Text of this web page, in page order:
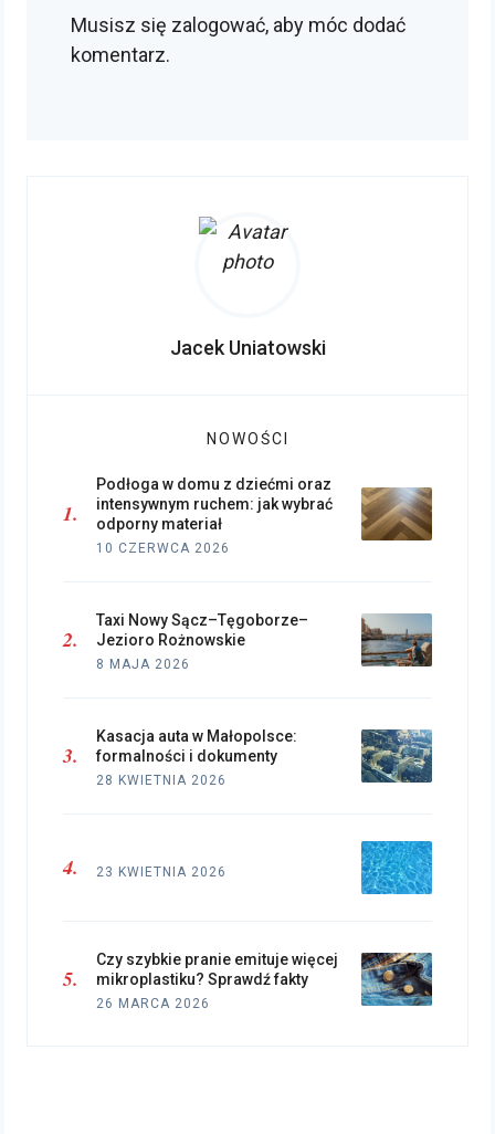
Musisz się zalogować, aby móc dodać
komentarz.
Jacek Uniatowski
NOWOŚCI
Podłoga w domu z dziećmi oraz
intensywnym ruchem: jak wybrać
odporny materiał
10 CZERWCA 2026
Taxi Nowy Sącz–Tęgoborze–
Jezioro Rożnowskie
8 MAJA 2026
Kasacja auta w Małopolsce:
formalności i dokumenty
28 KWIETNIA 2026
23 KWIETNIA 2026
Czy szybkie pranie emituje więcej
mikroplastiku? Sprawdź fakty
26 MARCA 2026